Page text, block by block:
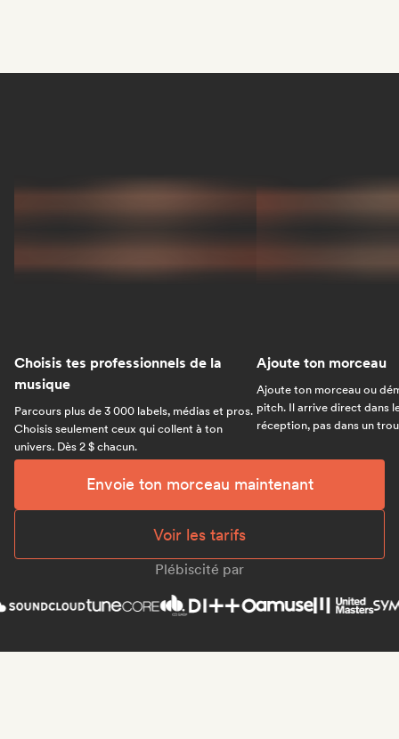
Choisis tes professionnels de la
musique
Parcours plus de 3 000 labels, médias et pros.
Choisis seulement ceux qui collent à ton
univers. Dès 2 $ chacun.
Ajoute ton morceau
Ajoute ton morceau ou
pitch. Il arrive direct dans
réception, pas dans un
Envoie ton morceau maintenant
Voir les tarifs
Plébiscité par